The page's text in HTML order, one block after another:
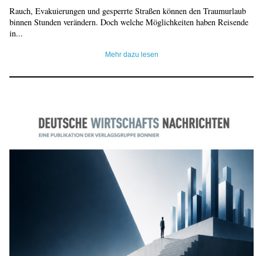
Rauch, Evakuierungen und gesperrte Straßen können den Traumurlaub
binnen Stunden verändern. Doch welche Möglichkeiten haben Reisende
in...
Mehr dazu lesen